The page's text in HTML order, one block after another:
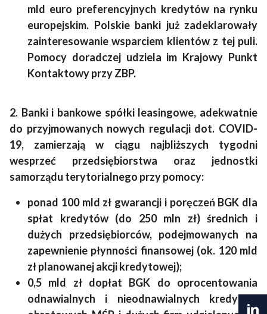
mld euro preferencyjnych kredytów na rynku
europejskim. Polskie banki już zadeklarowały
zainteresowanie wsparciem klientów z tej puli.
Pomocy doradczej udziela im Krajowy Punkt
Kontaktowy przy ZBP.
2. Banki i bankowe spółki leasingowe, adekwatnie
do przyjmowanych nowych regulacji dot. COVID-
19, zamierzają w ciągu najbliższych tygodni
wesprzeć przedsiębiorstwa oraz jednostki
samorządu terytorialnego przy pomocy:
ponad 100 mld zł gwarancji i poręczeń BGK dla
spłat kredytów (do 250 mln zł) średnich i
dużych przedsiębiorców, podejmowanych na
zapewnienie płynności finansowej (ok. 120 mld
zł planowanej akcji kredytowej);
0,5 mld zł dopłat BGK do oprocentowania
odnawialnych i nieodnawialnych kredytów